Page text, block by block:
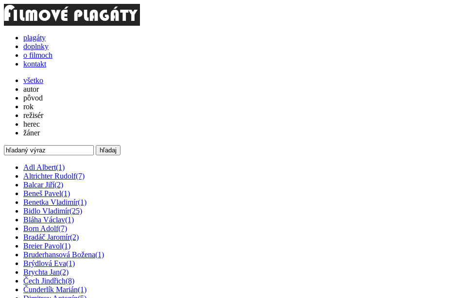
plagáty
doplnky
o filmoch
kontakt
všetko
autor
pôvod
rok
režisér
herec
žáner
hľadaj
Adl Albert(1)
Altrichter Rudolf(7)
Balcar Jiří(2)
Beneš Pavel(1)
Benetka Vladimír(1)
Bidlo Vladimír(25)
Bláha Václav(1)
Born Adolf(7)
Bradáč Jaromír(2)
Breier Pavol(1)
Bruderhansová Božena(1)
Brýdlová Eva(1)
Brychta Jan(2)
Čech Jindřich(8)
Čunderlík Marián(1)